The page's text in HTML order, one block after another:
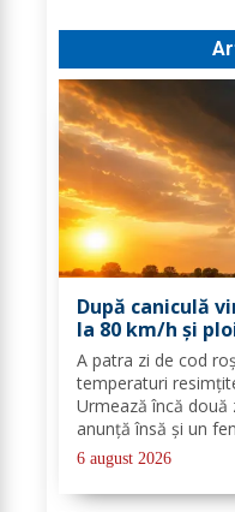
După caniculă
la 80 km/h și
zone
A patra zi de cod
temperaturi
Urmează încă două
anunţă însă şi un
alerte extreme vor
parte din ţară: un
6 august 2026